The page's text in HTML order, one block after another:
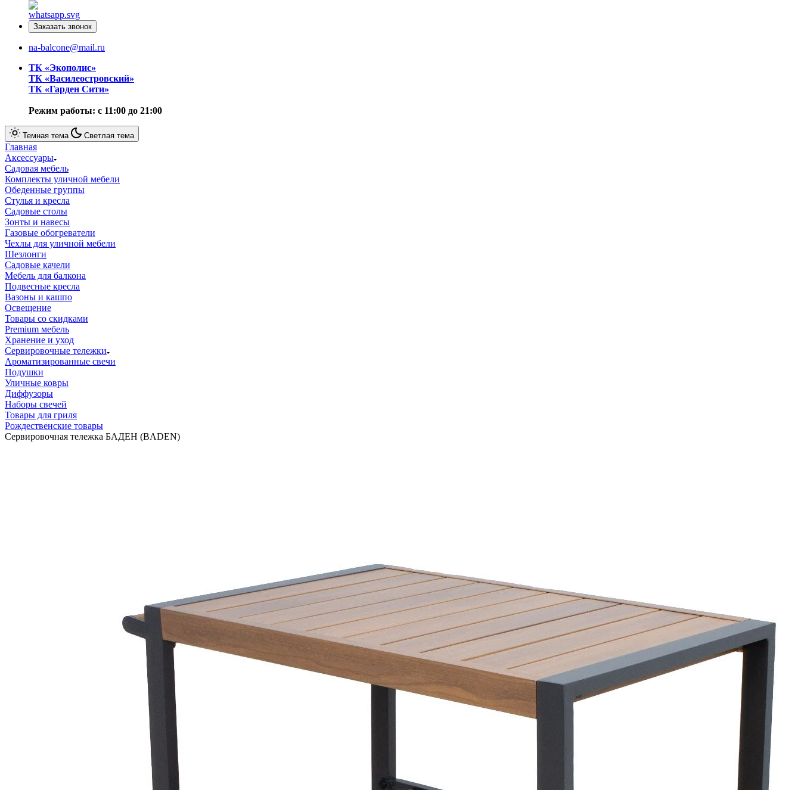
Заказать звонок
na-balcone@mail.ru
ТК «Экополис»
ТК «Василеостровский»
ТК «Гарден Сити»
Режим работы: с 11:00 до 21:00
Темная тема Светлая тема
Главная
Аксессуары
Cадовая мебель
Комплекты уличной мебели
Обеденные группы
Стулья и кресла
Садовые столы
Зонты и навесы
Газовые обогреватели
Чехлы для уличной мебели
Шезлонги
Садовые качели
Мебель для балкона
Подвесные кресла
Вазоны и кашпо
Освещение
Товары со скидками
Premium мебель
Хранение и уход
Сервировочные тележки
Ароматизированные свечи
Подушки
Уличные ковры
Диффузоры
Наборы свечей
Товары для гриля
Рождественские товары
Сервировочная тележка БАДЕН (BADEN)